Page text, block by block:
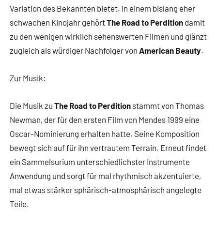
Variation des Bekannten bietet. In einem bislang eher
schwachen Kinojahr gehörtThe Road to Perdition damit
zu den wenigen wirklich sehenswerten Filmen und glänzt
zugleich als würdiger Nachfolger von American Beauty.
Zur Musik:
Die Musik zu The Road to Perdition stammt von Thomas
Newman, der für den ersten Film von Mendes 1999 eine
Oscar-Nominierung erhalten hatte. Seine Komposition
bewegt sich auf für ihn vertrautem Terrain. Erneut findet
ein Sammelsurium unterschiedlichster Instrumente
Anwendung und sorgt für mal rhythmisch akzentuierte,
mal etwas stärker sphärisch-atmosphärisch angelegte
Teile.